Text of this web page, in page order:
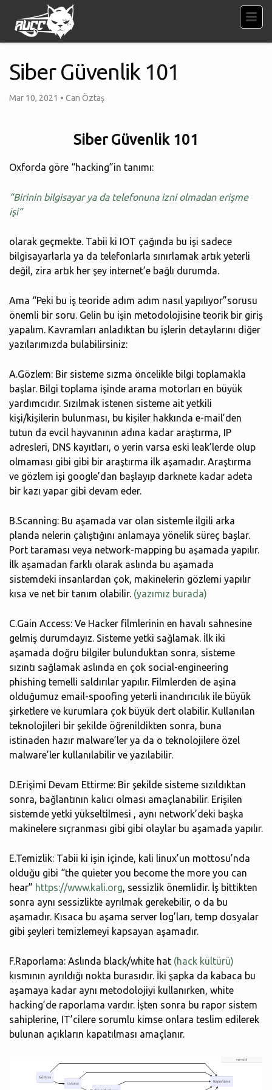
Siber Güvenlik 101
Mar 10, 2021 • Can Öztaş
Siber Güvenlik 101
Oxforda göre “hacking”in tanımı:
“Birinin bilgisayar ya da telefonuna izni olmadan erişme
işi”
olarak geçmekte. Tabii ki IOT çağında bu işi sadece
bilgisayarlarla ya da telefonlarla sınırlamak artık yeterli
değil, zira artık her şey internet’e bağlı durumda.
Ama “Peki bu iş teoride adım adım nasıl yapılıyor”sorusu
önemli bir soru. Gelin bu işin metodolojisine teorik bir giriş
yapalım. Kavramları anladıktan bu işlerin detaylarını diğer
yazılarımızda bulabilirsiniz:
A.Gözlem: Bir sisteme sızma öncelikle bilgi toplamakla
başlar. Bilgi toplama işinde arama motorları en büyük
yardımcıdır. Sızılmak istenen sisteme ait yetkili
kişi/kişilerin bulunması, bu kişiler hakkında e-mail’den
tutun da evcil hayvanının adına kadar araştırma, IP
adresleri, DNS kayıtları, o yerin varsa eski leak’lerde olup
olmaması gibi gibi bir araştırma ilk aşamadır. Araştırma
ve gözlem işi google’dan başlayıp darknete kadar adeta
bir kazı yapar gibi devam eder.
B.Scanning: Bu aşamada var olan sistemle ilgili arka
planda nelerin çalıştığını anlamaya yönelik süreç başlar.
Port taraması veya network-mapping bu aşamada yapılır.
İlk aşamadan farklı olarak aslında bu aşamada
sistemdeki insanlardan çok, makinelerin gözlemi yapılır
kısa ve net bir tanım olabilir. (yazımız burada)
C.Gain Access: Ve Hacker filmlerinin en havalı sahnesine
gelmiş durumdayız. Sisteme yetki sağlamak. İlk iki
aşamada doğru bilgiler bulunduktan sonra, sisteme
sızıntı sağlamak aslında en çok social-engineering
phishing temelli saldırılar yapılır. Filmlerden de aşina
olduğumuz email-spoofing yeterli inandırıcılık ile büyük
şirketlere ve kurumlara çok büyük dert olabilir. Kullanılan
teknolojileri bir şekilde öğrenildikten sonra, buna
istinaden hazır malware’ler ya da o teknolojilere özel
malware’ler kullanılabilir ve yazılabilir.
D.Erişimi Devam Ettirme: Bir şekilde sisteme sızıldıktan
sonra, bağlantının kalıcı olması amaçlanabilir. Erişilen
sistemde yetki yükseltilmesi , aynı network’deki başka
makinelere sıçranması gibi gibi olaylar bu aşamada yapılır.
E.Temizlik: Tabii ki işin içinde, kali linux’un mottosu’nda
olduğu gibi “the quieter you become the more you can
hear” https://www.kali.org, sessizlik önemlidir. İş bittikten
sonra aynı sessizlikte ayrılmak gerekebilir, o da bu
aşamadır. Kısaca bu aşama server log’ları, temp dosyalar
gibi şeyleri temizlemeyi kapsayan aşamadır.
F.Raporlama: Aslında black/white hat (hack kültürü)
kısmının ayrıldığı nokta burasıdır. İki şapka da kabaca bu
aşamaya kadar aynı metodolojiyi kullanırken, white
hacking’de raporlama vardır. İşten sonra bu rapor sistem
sahiplerine, IT’cilere sorumlu kimse onlara teslim edilerek
bulunan açıkların kapatılması amaçlanır.